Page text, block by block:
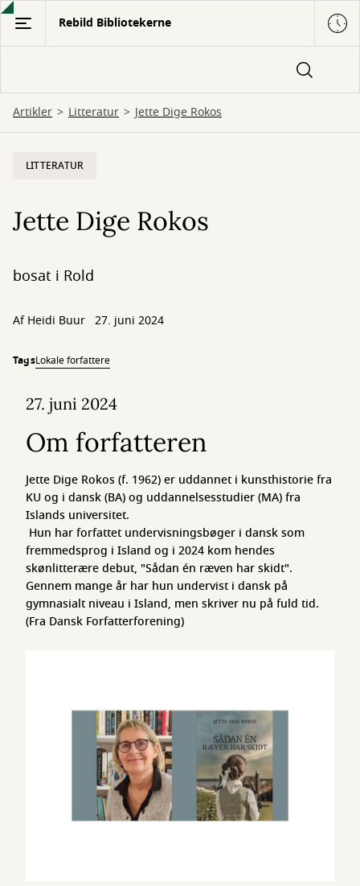
Gå
hovedindhold
Rebild Bibliotekerne
Artikler Litteratur Jette Dige Rokos
LITTERATUR
Jette Dige Rokos
bosat i Rold
AfHeidi Buur 27. juni 2024
TagsLokale forfattere
27. juni 2024
Om forfatteren
Jette Dige Rokos (f. 1962) er uddannet i kunsthistorie fra
KU og i dansk (BA) og uddannelsesstudier (MA) fra
Islands universitet.
Hun har forfattet undervisningsbøger i dansk som
fremmedsprog i Island og i 2024 kom hendes
skønlitterære debut, "Sådan én ræven har skidt".
Gennem mange år har hun undervist i dansk på
gymnasialt niveau i Island, men skriver nu på fuld tid.
(Fra Dansk Forfatterforening)